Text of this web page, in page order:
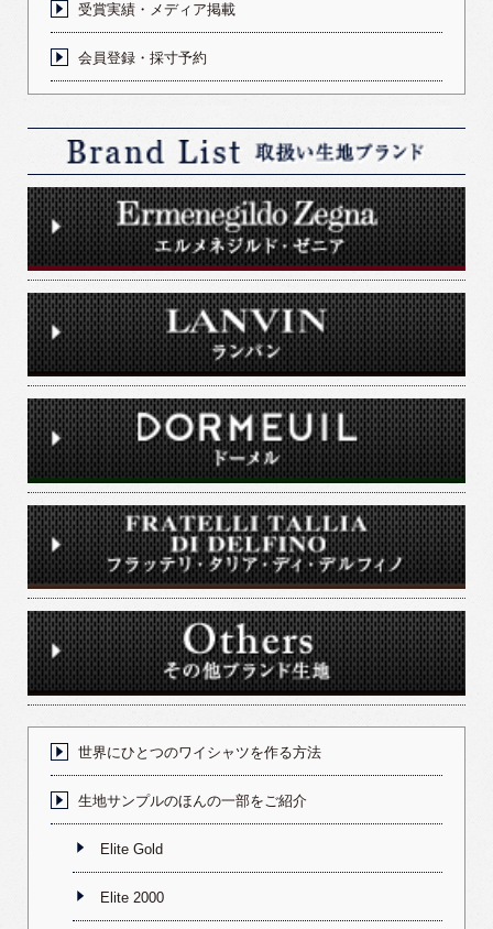
受賞実績・メディア掲載
会員登録・採寸予約
世界にひとつのワイシャツを作る方法
生地サンプルのほんの一部をご紹介
Elite Gold
Elite 2000